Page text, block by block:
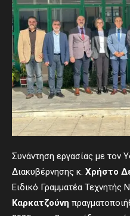
Συνάντηση εργασίας με τον
Διακυβέρνησης κ. Χρήστο
Ειδικό Γραμματέα Τεχνητής
Καρκατζούνη